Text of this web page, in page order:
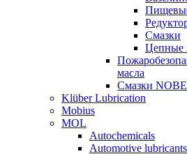
Смазки
Цепные
масла
Смазки
Klüber Lubrication
Mobius
MOL
Autochemicals
Automotive lubricants